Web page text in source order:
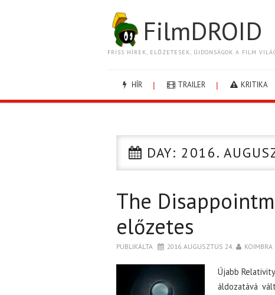
FilmDROID
FRISS HÍREK, ELŐZETESEK, ÚJDONSÁGOK A FILM
HÍR TRAILER KRITIKA
DAY: 2016.
The
előzetes
PUBLIKÁLTA 2016. AUGUSZTUS 24. KOIMBRA
Újabb
áldozatává